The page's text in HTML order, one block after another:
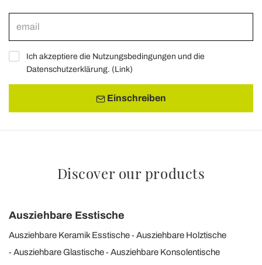
Ich akzeptiere die Nutzungsbedingungen und die
Datenschutzerklärung. (Link)
Einschreiben
Discover our products
Ausziehbare Esstische
Ausziehbare Keramik Esstische
Ausziehbare Holztische
Ausziehbare Glastische
Ausziehbare Konsolentische